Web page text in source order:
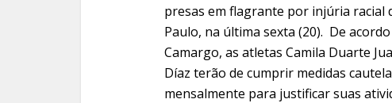
presas em flagrante por injúria racial
Paulo, na última sexta (20). De
Camargo, as atletas Camila Duarte
Díaz terão de cumprir medidas
mensalmente para justificar suas